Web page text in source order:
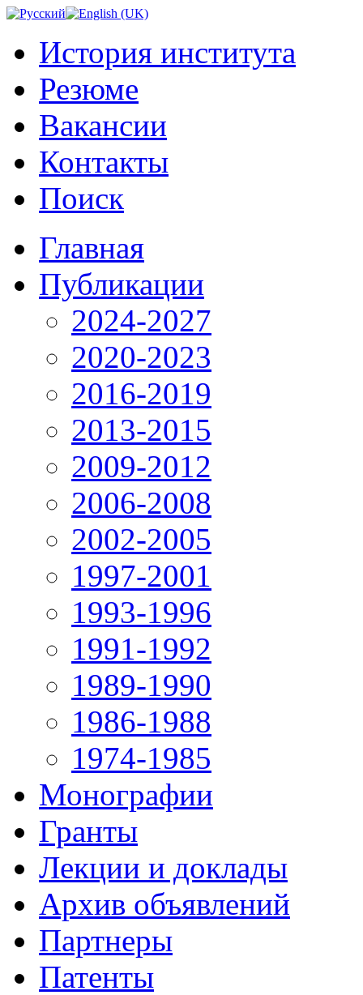
История института
Резюме
Вакансии
Контакты
Поиск
Главная
Публикации
2024-2027
2020-2023
2016-2019
2013-2015
2009-2012
2006-2008
2002-2005
1997-2001
1993-1996
1991-1992
1989-1990
1986-1988
1974-1985
Монографии
Гранты
Лекции и доклады
Архив объявлений
Партнеры
Патенты